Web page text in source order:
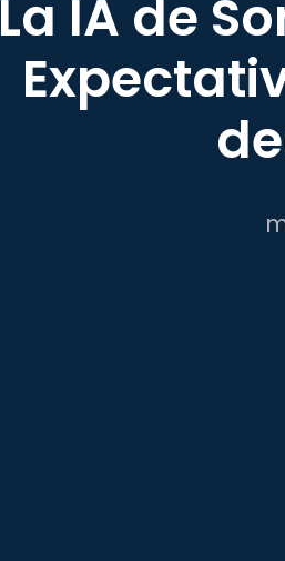
La IA de